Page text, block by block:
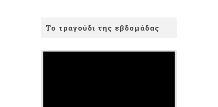
Το τραγούδι της εβδομάδας